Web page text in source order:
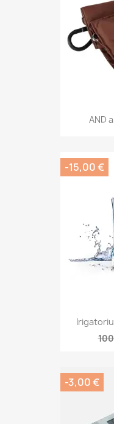
AND
-15,00 €
-3,00 €